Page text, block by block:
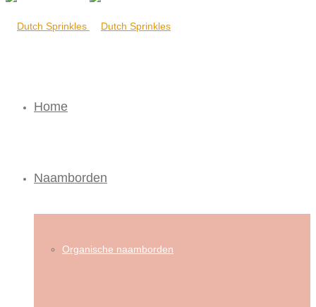
Home
Naamborden
Organische naamborden